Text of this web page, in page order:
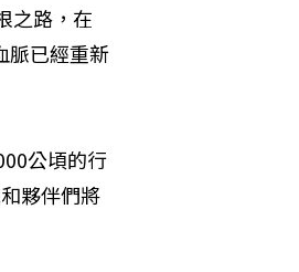
之路，在
脈已經重新
公頃的行
夥伴們將